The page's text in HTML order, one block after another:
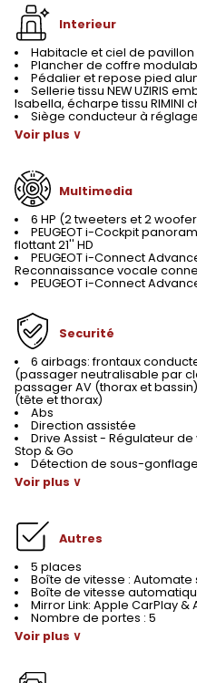
Interieur
Habitacle et ciel de pavillon
Plancher de coffre
Pédalier et repose pied
Sellerie tissu NEW UZIRIS
Isabella, écharpe tissu RIMINI
Siège conducteur à
Voir plus ∨
Multimedia
6 HP (2 tweeters et 2
PEUGEOT i-Cockpit
flottant 21'' HD
PEUGEOT i-Connect
Reconnaissance vocale
PEUGEOT i-Connect
Securité
6 airbags: frontaux
(passager neutralisable par
passager AV (thorax et
(tête et thorax)
Abs
Direction assistée
Drive Assist - Régulateur
Stop & Go
Détection de sous-
Voir plus ∨
Autres
5 places
Boîte de vitesse :
Boîte de vitesse
Mirror Link: Apple CarPlay &
Nombre de portes : 5
Voir plus ∨